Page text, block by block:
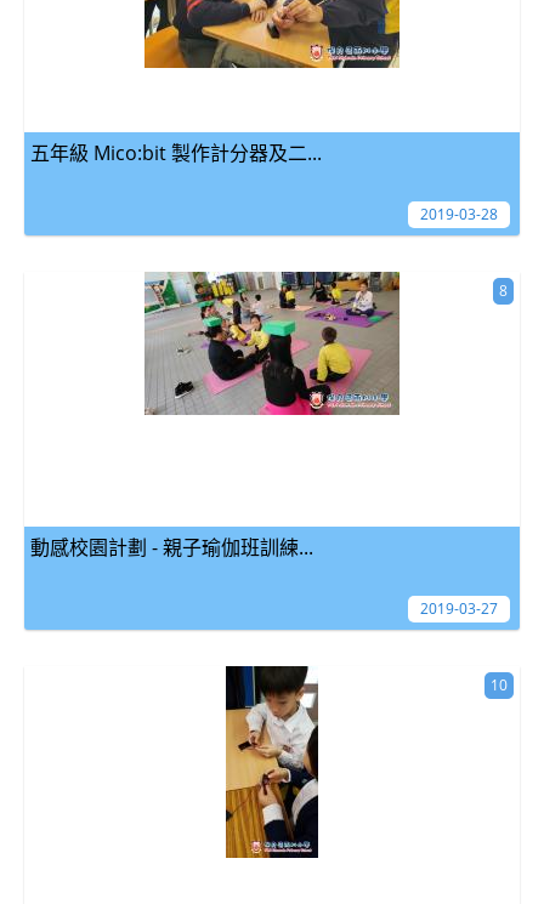
五年級 Mico:bit 製作計分器及二...
2019-03-28
動感校園計劃 - 親子瑜伽班訓練...
8
2019-03-27
10